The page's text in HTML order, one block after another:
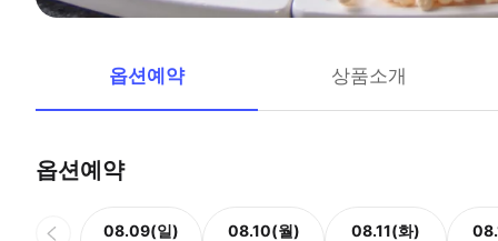
옵션예약 상품소개
옵션예약
08.09(일) 08.10(월) 08.11(화)